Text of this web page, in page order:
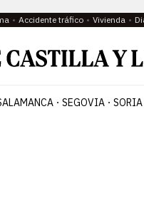
Accidente tráfico Vivienda
SEGOVIA SORIA